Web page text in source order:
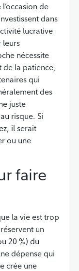
de
dans
lucrative
leurs
nécessite
la patience,
qui
des
juste
risque. Si
il serait
ou une
faire
la vie est trop
un
20 %) du
dépense qui
crée une